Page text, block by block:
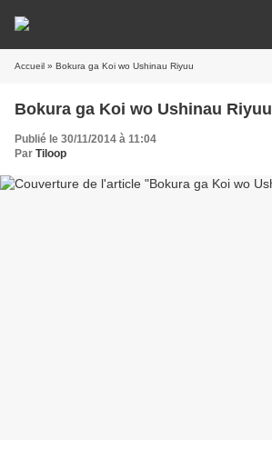
Accueil » Bokura ga Koi wo Ushinau Riyuu
Bokura ga Koi wo Ushinau Riyuu
Publié le 30/11/2014 à 11:04
Par Tiloop